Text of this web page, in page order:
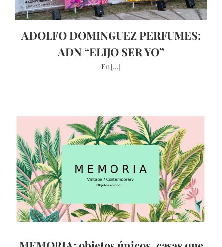
ADOLFO DOMINGUEZ PERFUMES:
ADN “ELIJO SER YO”
En [...]